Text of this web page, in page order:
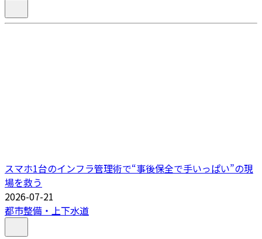
スマホ1台のインフラ管理術で“事後保全で手いっぱい”の現
場を救う
2026-07-21
都市整備・上下水道